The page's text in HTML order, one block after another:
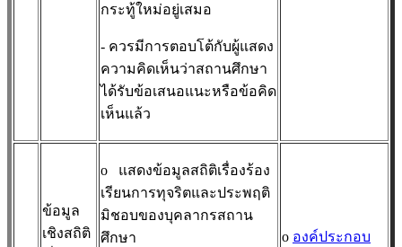
กระทู้ใหม่อยู่เสมอ
- ควรมีการตอบโต้กับผู้แสดง
ความคิดเห็นว่าสถานศึกษา
ได้รับข้อเสนอแนะหรือข้อคิด
เห็นแล้ว
ข้อมูล
เชิงสถิติ
o แสดงข้อมูลสถิติเรื่องร้อง
เรียนการทุจริตและประพฤติ
มิชอบของบุคลากรสถาน
ศึกษา
o องค์ประกอบ